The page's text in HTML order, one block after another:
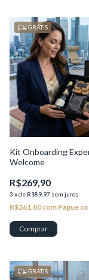
GRÁTIS
Kit Onboarding
Welcome
R$269,90
3 xde R$89,97 sem juros
R$261,80com Pague
GRÁTIS